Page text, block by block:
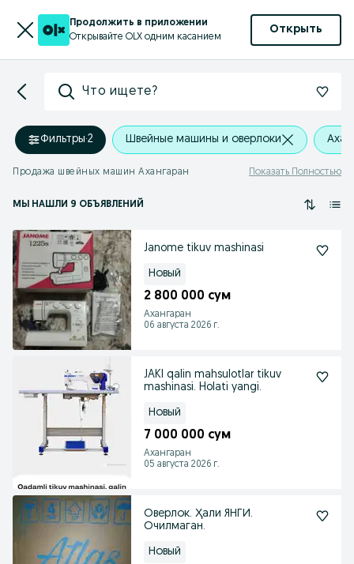
Продолжить в приложении
Открывайте OLX одним касанием
Открыть
Что ищете?
Фильтры·2 Швейные машины и оверлоки
Продажа швейных машин Ахангаран Показать Полностью
МЫ НАШЛИ 9 ОБЪЯВЛЕНИЙ
Janome tikuv mashinasi
Новый
2 800 000 сум
Ахангаран
06 августа 2026 г.
JAKI qalin mahsulotlar tikuv
mashinasi. Holati yangi.
Новый
7 000 000 сум
Ахангаран
05 августа 2026 г.
Оверлок. Ҳали ЯНГИ.
Очилмаган.
Новый